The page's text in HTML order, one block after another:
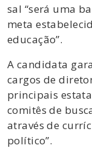
sal “será uma
meta
educação”.
A candidata
cargos de
principais
comitês de
através de
político”.